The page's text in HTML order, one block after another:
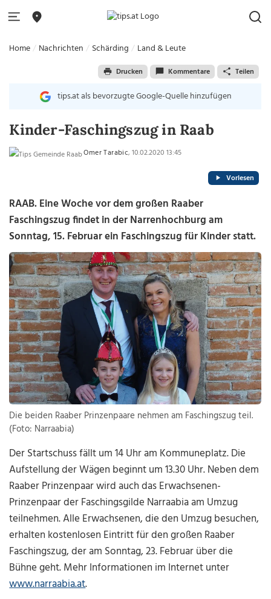
Home Nachrichten Schärding Land & Leute
Drucken Kommentare Teilen
tips.at als bevorzugte Google-Quelle hinzufügen
Kinder-Faschingszug in Raab
Omer Tarabic, 10.02.2020 13:45
Vorlesen
RAAB. Eine Woche vor dem großen Raaber
Faschingszug findet in der Narrenhochburg am
Sonntag, 15. Februar ein Faschingszug für Kinder statt.
Die beiden Raaber Prinzenpaare nehmen am Faschingszug teil.
(Foto: Narraabia)
Der Startschuss fällt um 14 Uhr am Kommuneplatz. Die
Aufstellung der Wägen beginnt um 13.30 Uhr. Neben dem
Raaber Prinzenpaar wird auch das Erwachsenen-
Prinzenpaar der Faschingsgilde Narraabia am Umzug
teilnehmen. Alle Erwachsenen, die den Umzug besuchen,
erhalten kostenlosen Eintritt für den großen Raaber
Faschingszug, der am Sonntag, 23. Februar über die
Bühne geht. Mehr Informationen im Internet unter
www.narraabia.at.